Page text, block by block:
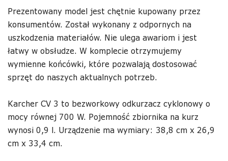
Prezentowany model jest chętnie kupowany przez
konsumentów. Został wykonany z odpornych na
uszkodzenia materiałów. Nie ulega awariom i jest
łatwy w obsłudze. W komplecie otrzymujemy
wymienne końcówki, które pozwalają dostosować
sprzęt do naszych aktualnych potrzeb.
Karcher CV 3 to bezworkowy odkurzacz cyklonowy o
mocy równej 700 W. Pojemność zbiornika na kurz
wynosi 0,9 l. Urządzenie ma wymiary: 38,8 cm x 26,9
cm x 33,4 cm.